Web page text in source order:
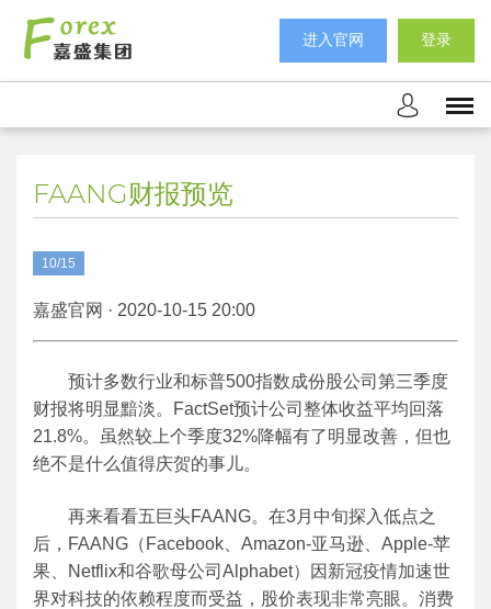
进入官网 登录
FAANG财报预览
10/15
嘉盛官网 · 2020-10-15 20:00
预计多数行业和标普500指数成份股公司第三季度
财报将明显黯淡。FactSet预计公司整体收益平均回落
21.8%。虽然较上个季度32%降幅有了明显改善，但也
绝不是什么值得庆贺的事儿。
再来看看五巨头FAANG。在3月中旬探入低点之
后，FAANG（Facebook、Amazon-亚马逊、Apple-苹
果、Netflix和谷歌母公司Alphabet）因新冠疫情加速世
界对科技的依赖程度而受益，股价表现非常亮眼。消费